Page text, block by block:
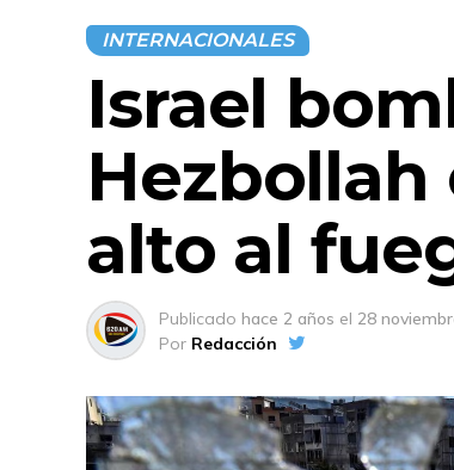
INTERNACIONALES
Israel
alto al
Publicado hace 2 años el 28
Por Redacción